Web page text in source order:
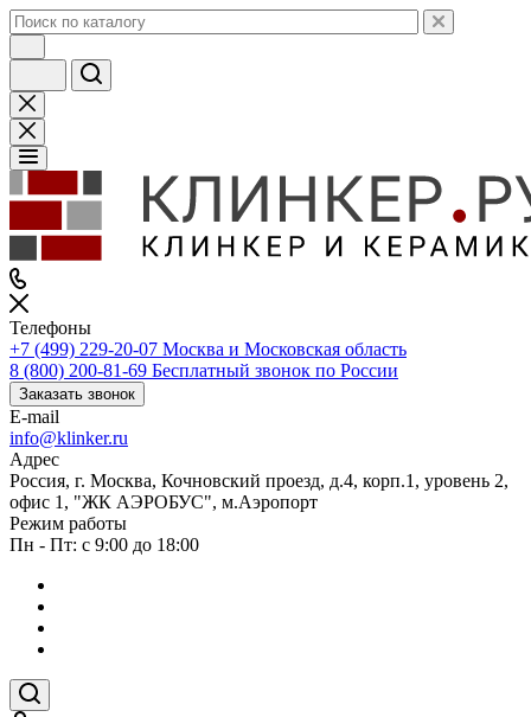
Телефоны
+7 (499) 229-20-07 Москва и Московская область
8 (800) 200-81-69 Бесплатный звонок по России
Заказать звонок
E-mail
info@klinker.ru
Адрес
Россия, г. Москва, Кочновский проезд, д.4, корп.1, уровень 2,
офис 1, "ЖК АЭРОБУС", м.Аэропорт
Режим работы
Пн - Пт: с 9:00 до 18:00